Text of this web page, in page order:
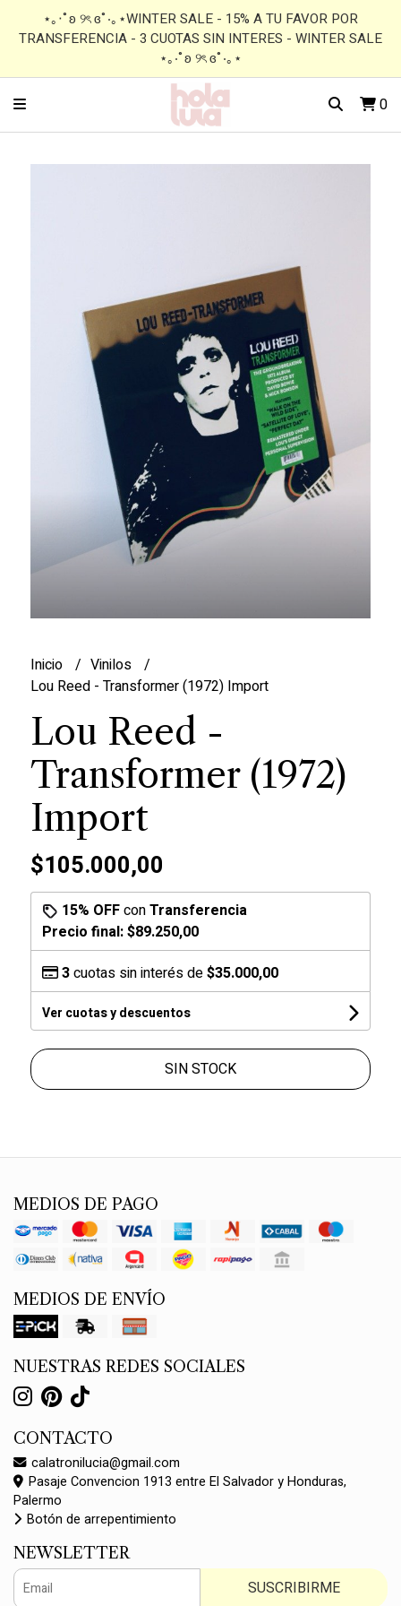
⋆｡‧˚ʚ ୨ৎ ɞ˚‧｡⋆WINTER SALE - 15% A TU FAVOR POR
TRANSFERENCIA - 3 CUOTAS SIN INTERES - WINTER SALE
⋆｡‧˚ʚ ୨ৎ ɞ˚‧｡⋆
0
Inicio
Vinilos
Lou Reed - Transformer (1972) Import
Lou Reed -
Transformer (1972)
Import
$105.000,00
15% OFFconTransferencia
Precio final:$89.250,00
3cuotas sin interés de$35.000,00
Ver cuotas y descuentos
SIN STOCK
MEDIOS DE PAGO
MEDIOS DE ENVÍO
NUESTRAS REDES SOCIALES
CONTACTO
calatronilucia@gmail.com
Pasaje Convencion 1913 entre El Salvador y Honduras,
Palermo
Botón de arrepentimiento
NEWSLETTER
SUSCRIBIRME